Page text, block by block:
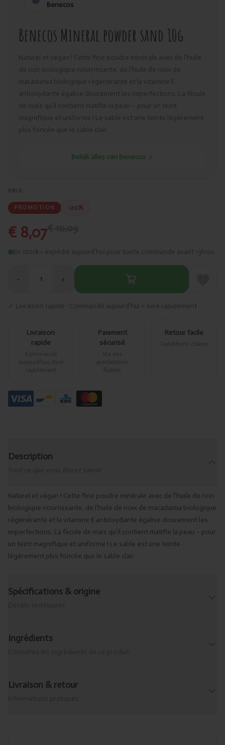
Benecos
Benecos Mineral powder sand 10g
Naturel et végan ! Cette fine poudre minérale avec de l’huile
de ricin biologique nourrissante, de l’huile de noix de
macadamia biologique régénérante et la vitamine E
antioxydante égalise doucement les imperfections. La fécule
de maïs qu’il contient matifie la peau – pour un teint
magnifique et uniforme ! Le sable est une teinte légèrement
plus foncée que le sable clair.
Bekijk alles van Benecos
PRIX
PROMOTION -20%
€ 8,07
En stock– expédié aujourd’hui pour toute commande avant 13h00
− 1 +
✓ Livraison rapide · Commandé aujourd’hui = livré rapidement
Livraison
rapide
Commandé
aujourd’hui, livré
rapidement
Paiement
sécurisé
Via des
prestataires
fiables
Retour facile
Conditions claires
Description
Naturel et végan ! Cette fine poudre minérale avec de l’huile de ricin
biologique nourrissante, de l’huile de noix de macadamia biologique
régénérante et la vitamine E antioxydante égalise doucement les
imperfections. La fécule de maïs qu’il contient matifie la peau – pour
un teint magnifique et uniforme ! Le sable est une teinte
légèrement plus foncée que le sable clair.
Spécifications & origine
Ingrédients
Livraison & retour